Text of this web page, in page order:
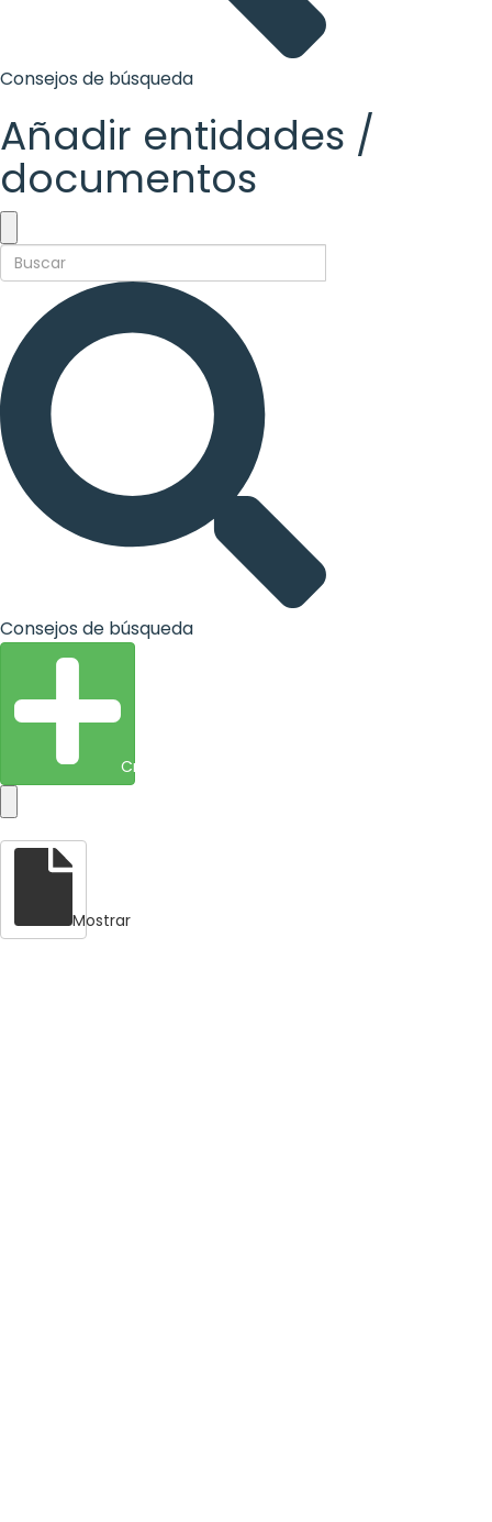
Consejos de búsqueda
Añadir entidades /
documentos
Consejos de búsqueda
Crear entidad
Mostrar